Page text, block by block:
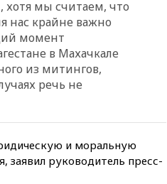
вчера, 19:50Аэропорты Сочи и
Ярославля приостановили
работу
призвал доноров-
республиканцев поддержать
вчера, 19:20Число ломбардов
2022 года
вчера, 19:15
Жуковский и
хотя мы считаем, что
нас крайне важно
момент
в Махачкале
из митингов,
речь не
и моральную
заявил руководитель пресс-